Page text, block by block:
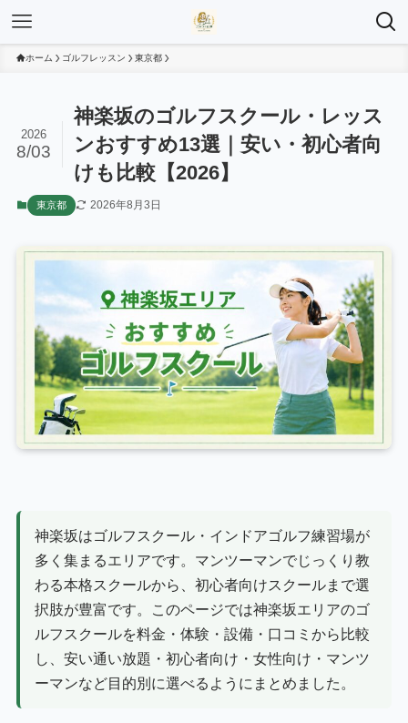
ホーム ゴルフレッスン 東京都
神楽坂のゴルフスクール・レッス
ンおすすめ13選｜安い・初心者向
けも比較【2026】
2026
8/03
東京都 2026年8月3日
神楽坂はゴルフスクール・インドアゴルフ練習場が
多く集まるエリアです。マンツーマンでじっくり教
わる本格スクールから、初心者向けスクールまで選
択肢が豊富です。このページでは神楽坂エリアのゴ
ルフスクールを料金・体験・設備・口コミから比較
し、安い通い放題・初心者向け・女性向け・マンツ
ーマンなど目的別に選べるようにまとめました。